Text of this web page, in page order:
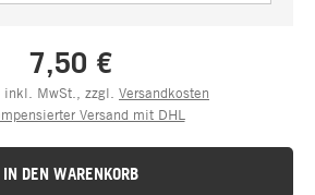
7,50 €
MwSt., zzgl. Versandkosten
Versand mit DHL
IN DEN WARENKORB